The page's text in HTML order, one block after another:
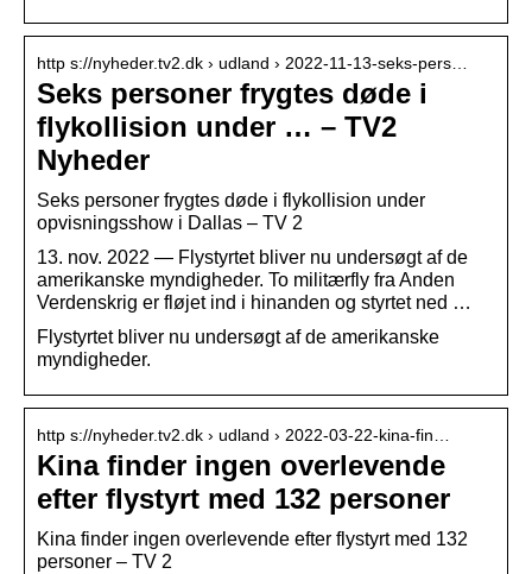
http s://nyheder.tv2.dk › udland › 2022-11-13-seks-pers…
Seks personer frygtes døde i
flykollision under … – TV2
Nyheder
Seks personer frygtes døde i flykollision under
opvisningsshow i Dallas – TV 2
13. nov. 2022 — Flystyrtet bliver nu undersøgt af de
amerikanske myndigheder. To militærfly fra Anden
Verdenskrig er fløjet ind i hinanden og styrtet ned …
Flystyrtet bliver nu undersøgt af de amerikanske
myndigheder.
http s://nyheder.tv2.dk › udland › 2022-03-22-kina-fin…
Kina finder ingen overlevende
efter flystyrt med 132 personer
Kina finder ingen overlevende efter flystyrt med 132
personer – TV 2